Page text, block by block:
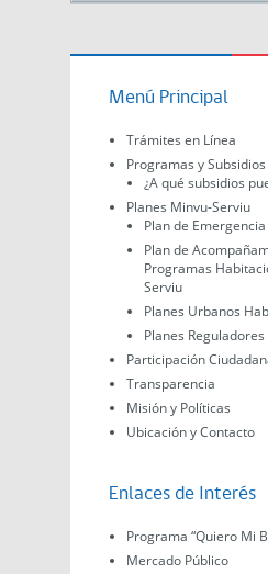
Menú Principal
Trámites en Línea
Programas y Subsidios
¿A qué subsidios
Planes Minvu-Serviu
Plan de
Plan de
Programas
Serviu
Planes Urbanos
Planes Reguladores
Participación
Transparencia
Misión y Políticas
Ubicación y Contacto
Enlaces de Interés
Programa “Quiero Mi
Mercado Público